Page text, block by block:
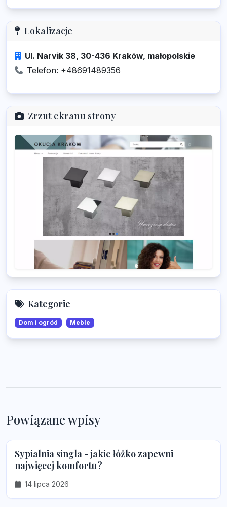
Lokalizacje
Ul. Narvik 38, 30-436 Kraków, małopolskie
Telefon: +48691489356
Zrzut ekranu strony
Kategorie
Dom i ogród Meble
Powiązane wpisy
Sypialnia singla - jakie łóżko zapewni
najwięcej komfortu?
14 lipca 2026